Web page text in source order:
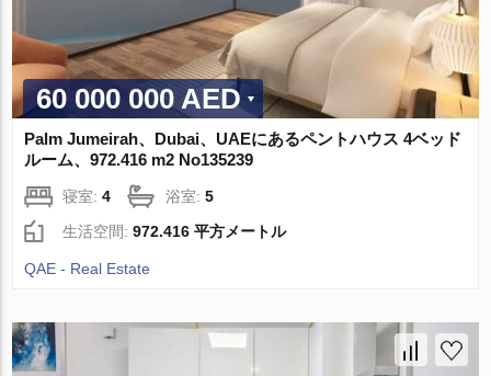
60 000 000 AED
Palm Jumeirah、Dubai、UAEにあるペントハウス 4ベッド
ルーム、972.416 m2 No135239
寝室:4 浴室:5
生活空間:972.416 平方メートル
QAE - Real Estate